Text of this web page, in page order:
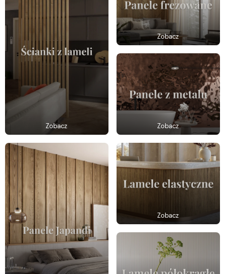
Zobacz
Zobacz
Zobacz
Zobacz